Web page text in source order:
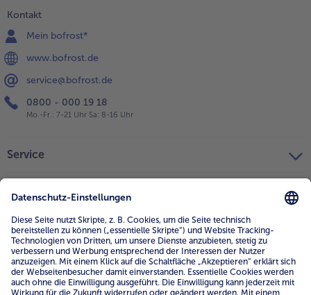
Kontakt
Mein bofrost*
www.bofrost.de
service@bofrost.de
0800 - 000 19 18
Mo.-Fr.: 7-21 Uhr Sa: 8-16 Uhr
Service
Über uns